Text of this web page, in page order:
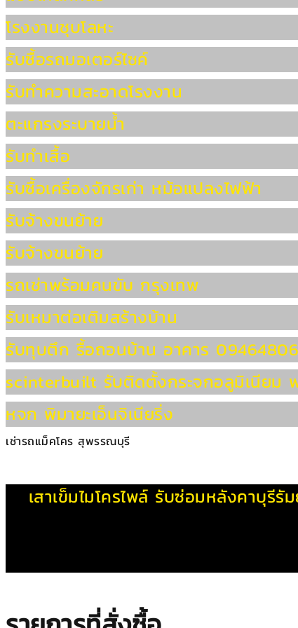
โรงงานชุบโลหะ
รับซื้อรถมอเตอร์ไซค์
รับทำความสะอาดโรงงาน
ตะแกรงระบายน้ำ
รับทำเสื้อ
รับซื้อเครื่องจักรเก่า หม้อแปลงไฟฟ้า
รับจ้างขนย้าย
รับจ้างขนย้าย
รถเช่าพร้อมคนขับ กรุงเทพ
รับเหมาต่อเติมสร้างบ้าน
รับทุบตึก รื้อถอนบ้าน อาคาร
scinterbuilt รับติดตั้งกระจกอลูมิเนียม พ
หจก พิมายะเอ็นจิเนียริ่ง
เช่ารถแม็คโคร สุพรรณบุรี
เสาเข็มไมโครไพล์ รับซ่อมหลังคาบุรีรั